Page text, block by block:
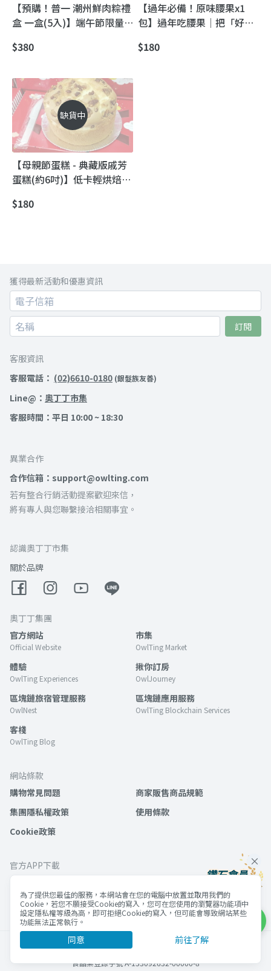
【預購！普一 潮州鮮肉粽禮
盒 一盒(5入)】端午節限量
止）
$380
【過年必備！原味腰果x1
包】過年吃腰果｜把「好
$180
缺貨中
【母親節蛋糕 - 典藏版戚芳
蛋糕(約6吋)】低卡輕烘焙｜
$180
獲得最新活動和優惠資訊
訂閱
客服資訊
客服電話： (02)6610-0180 (銀髮族友善)
Line@： 奧丁丁市集
客服時間：平日 10:00 ~ 18:30
異業合作
合作信箱：support@owlting.com
若有整合行銷活動提案歡迎來信，
將有專人與您聯繫接洽相關事宜。
認識奧丁丁市集
關於品牌
奧丁丁集團
官方網站
Official Website
市集
OwlTing Market
體驗
OwlTing Experiences
揪你訂房
OwlJourney
區塊鏈旅宿管理服務
OwlNest
區塊鏈應用服務
OwlTing Blockchain Services
客棧
OwlTing Blog
網站條款
購物常見問題
商家販售商品規範
集團隱私權政策
使用條款
Cookie政策
官方APP下載
©歐簿客科技股份有限公司 版權所有
統編 53092632
食品業登錄字號 A-153092632-00000-8
為了提供您最佳的服務，本網站會在您的電腦中放置並取用我們的
Cookie，若您不願接受Cookie的寫入，您可在您使用的瀏覽器功能項中
設定隱私權等級為高，即可拒絕Cookie的寫入，但可能會導致網站某些
功能無法正常執行。
同意 前往了解